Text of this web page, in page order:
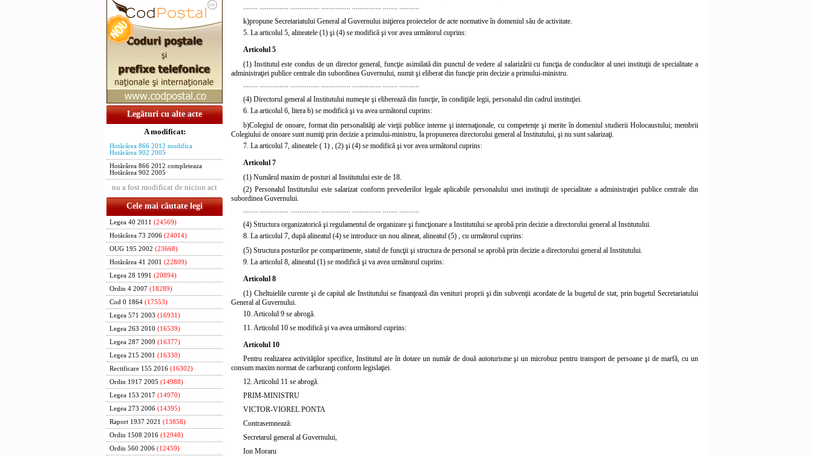
Legături cu alte acte
A modificat:
Hotărârea 866 2012 modifica
Hotărârea 902 2005
Hotărârea 866 2012 completeaza
Hotărârea 902 2005
nu a fost modificat de niciun act
Cele mai căutate legi
Legea 40 2011 (24569)
Hotărârea 73 2006 (24014)
OUG 195 2002 (23668)
Hotărârea 41 2001 (22809)
Legea 28 1991 (20894)
Ordin 4 2007 (18289)
Cod 0 1864 (17553)
Legea 571 2003 (16931)
Legea 263 2010 (16539)
Legea 287 2009 (16377)
Legea 215 2001 (16330)
Rectificare 155 2016 (16302)
Ordin 1917 2005 (14988)
Legea 153 2017 (14970)
Legea 273 2006 (14395)
Raport 1937 2021 (13858)
Ordin 1508 2016 (12948)
Ordin 560 2006 (12459)
k)propune Secretariatului General al Guvernului iniţierea proiectelor de acte normative în domeniul său de activitate.
5. La articolul 5, alineatele (1) şi (4) se modifică şi vor avea următorul cuprins:
Articolul 5
(1) Institutul este condus de un director general, funcţie asimilată din punctul de vedere al salarizării cu funcţia de conducător al unei instituţii de specialitate a
administraţiei publice centrale din subordinea Guvernului, numit şi eliberat din funcţie prin decizie a primului-ministru.
(4) Directorul general al Institutului numeşte şi eliberează din funcţie, în condiţiile legii, personalul din cadrul instituţiei.
6. La articolul 6, litera b) se modifică şi va avea următorul cuprins:
b)Colegiul de onoare, format din personalităţi ale vieţii publice interne şi internaţionale, cu competenţe şi merite în domeniul studierii Holocaustului; membrii
Colegiului de onoare sunt numiţi prin decizie a primului-ministru, la propunerea directorului general al Institutului, şi nu sunt salarizaţi.
7. La articolul 7, alineatele ( 1) (2) şi (4) se modifică şi vor avea următorul cuprins:
Articolul 7
(1) Numărul maxim de posturi al Institutului este de 18.
(2) Personalul Institutului este salarizat conform prevederilor legale aplicabile personalului unei instituţii de specialitate a administraţiei publice centrale din
subordinea Guvernului.
(4) Structura organizatorică şi regulamentul de organizare şi funcţionare a Institutului se aprobă prin decizie a directorului general al Institutului.
8. La articolul 7, după alineatul (4) se introduce un nou alineat, alineatul (5) , cu următorul cuprins:
(5) Structura posturilor pe compartimente, statul de funcţii şi structura de personal se aprobă prin decizie a directorului general al Institutului.
9. La articolul 8, alineatul (1) se modifică şi va avea următorul cuprins:
Articolul 8
(1) Cheltuielile curente şi de capital ale Institutului se finanţează din venituri proprii şi din subvenţii acordate de la bugetul de stat, prin bugetul Secretariatului
General al Guvernului.
10. Articolul 9 se abrogă.
11. Articolul 10 se modifică şi va avea următorul cuprins:
Articolul 10
Pentru realizarea activităţilor specifice, Institutul are în dotare un număr de două autoturisme şi un microbuz pentru transport de persoane şi de marfă, cu un
consum maxim normat de carburanţi conform legislaţiei.
12. Articolul 11 se abrogă.
PRIM-MINISTRU
VICTOR-VIOREL PONTA
Contrasemnează:
Secretarul general al Guvernului,
Ion Moraru